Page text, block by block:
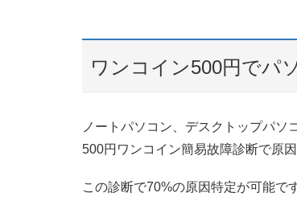
ワンコイン500円でパ
ノートパソコン、デスクトップパソ
500円ワンコイン簡易故障診断で原
この診断で70%の原因特定が可能で